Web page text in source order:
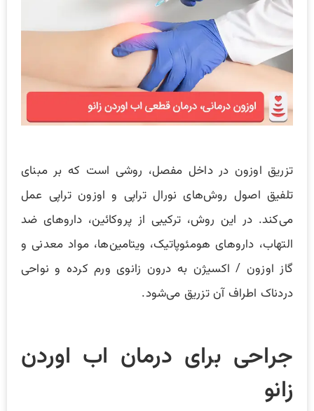
تزریق اوزون در داخل مفصل، روشی است که بر مبنای
تلفیق اصول روش‌های نورال تراپی و اوزون تراپی عمل
می‌کند. در این روش، ترکیبی از پروکائین، داروهای ضد
التهاب، داروهای هومئوپاتیک، ویتامین‌ها، مواد معدنی و
گاز اوزون / اکسیژن به درون زانوی ورم کرده و نواحی
دردناک اطراف آن تزریق می‌‌شود.
جراحی برای درمان اب اوردن
زانو